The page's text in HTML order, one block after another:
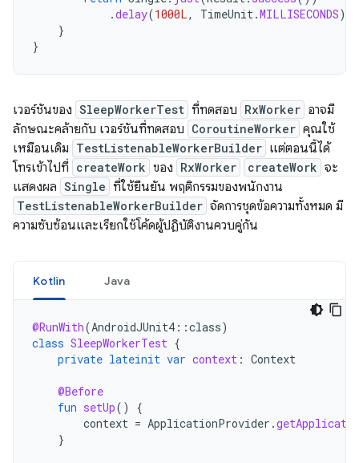
.delay(1000L, TimeUnit.MILLISECONDS)
}
}
เวอร์ชันของ SleepWorkerTest ที่ทดสอบ RxWorker อาจมี
ลักษณะคล้ายกับ เวอร์ชันที่ทดสอบ CoroutineWorker คุณใช้
เหมือนเดิม TestListenableWorkerBuilder แต่ตอนนี้ได้
โทรเข้าไปที่ createWork ของ RxWorker createWork จะ
แสดงผล Single ที่ใช้ยืนยัน พฤติกรรมของพนักงาน
TestListenableWorkerBuilder จัดการชุดข้อความทั้งหมด มี
ความซับซ้อนและเรียกใช้โค้ดผู้ปฏิบัติงานควบคู่กัน
Kotlin Java
@RunWith(AndroidJUnit4 ::class)
class SleepWorkerTest {
private lateinit var context : Context
@Before
fun setUp()
{
context = ApplicationProvider .
}